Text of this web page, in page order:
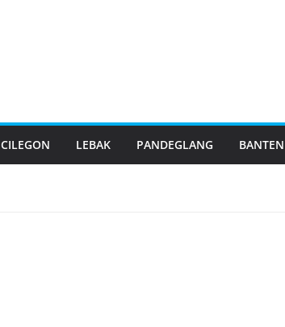
CILEGON LEBAK PANDEGLANG BANTEN